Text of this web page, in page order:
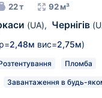
22 т 92 м³
(UA), Чернігів
2,48м вис=2,75м)
Пломба
Завантаження в будь-